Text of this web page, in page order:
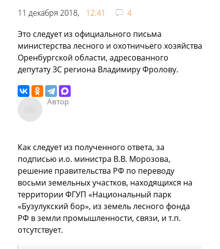
11 декабря 2018, 12:41
4
Это следует из официального письма
министерства лесного и охотничьего хозяйства
Оренбургской области, адресованного
депутату ЗС региона Владимиру Фролову.
Автор
Как следует из полученного ответа, за
подписью и.о. министра В.В. Морозова,
решение правительства РФ по переводу
восьми земельных участков, находящихся на
территории ФГУП «Национальный парк
«Бузулукский бор», из земель лесного фонда
РФ в земли промышленности, связи, и т.п.
отсутствует.